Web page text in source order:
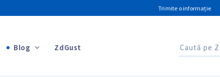
Trimite o informație
Blog ZdGust